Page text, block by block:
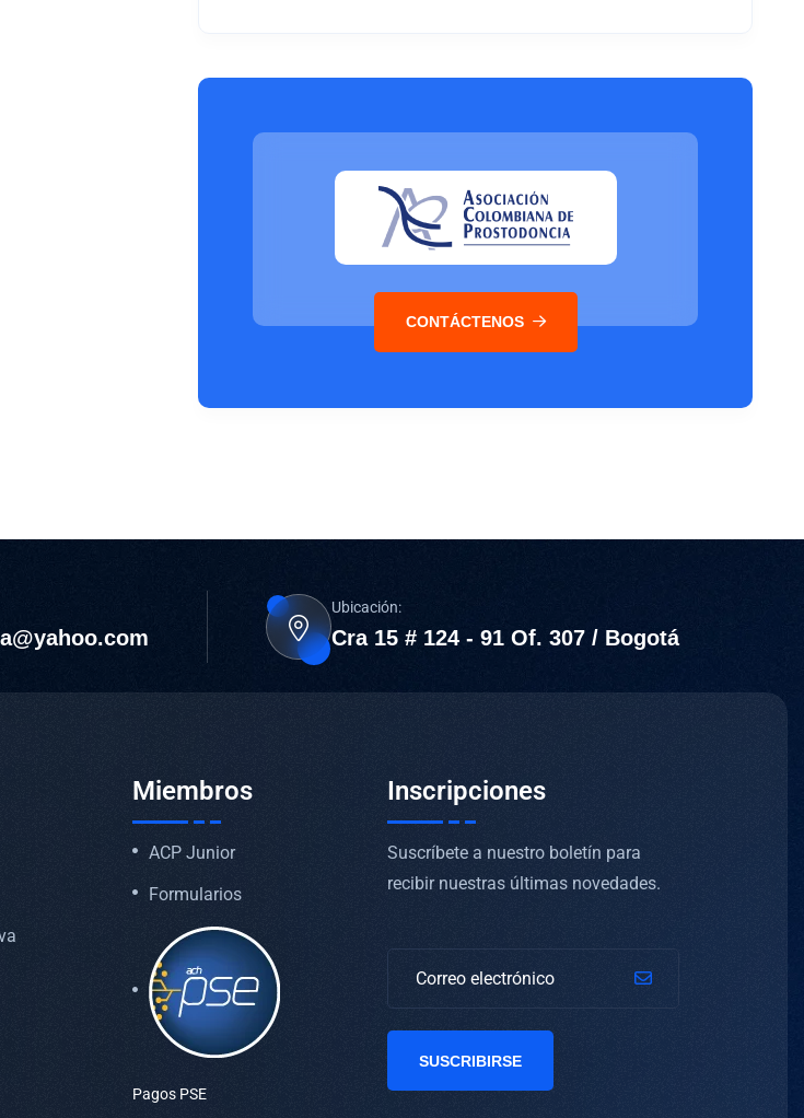
CONTÁCTENOS
Ubicación:
Cra 15 # 124 - 91 Of. 307 / Bogotá
Miembros
ACP Junior
Formularios
Pagos PSE
Inscripciones
Suscríbete a nuestro boletín para
recibir nuestras últimas novedades.
SUSCRIBIRSE